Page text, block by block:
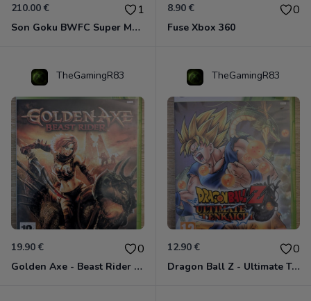
210.00 € 1
Son Goku BWFC Super Master Stars
8.90 € 0
Fuse Xbox 360
TheGamingR83
19.90 € 0
Golden Axe - Beast Rider Xbox 360
TheGamingR83
12.90 € 0
Dragon Ball Z - Ultimate Tenkaichi Xbox 360